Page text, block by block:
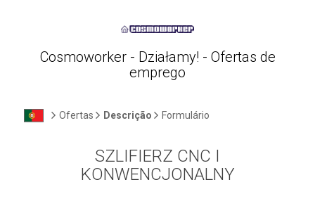
Cosmoworker - Działamy! - Ofertas de
emprego
Ofertas Descrição Formulário
SZLIFIERZ CNC I
KONWENCJONALNY